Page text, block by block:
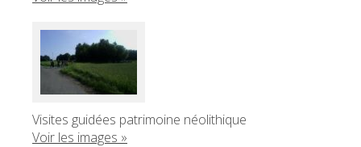
Visites guidées patrimoine néolithique
Voir les images »